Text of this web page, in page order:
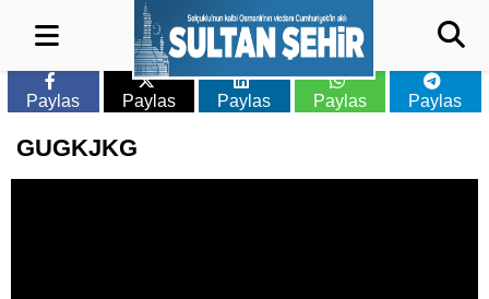
Paylas Paylas Paylas Paylas Paylas
GUGKJKG